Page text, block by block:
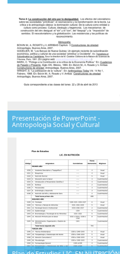
Presentación de PowerPoint -
Antropología Social y Cultural